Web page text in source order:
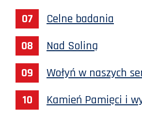
Celne badania
Nad Soliną
Wołyń w naszych
Kamień Pamięci i